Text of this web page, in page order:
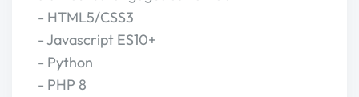
- HTML5/CSS3
- Javascript ES10+
- Python
- PHP 8